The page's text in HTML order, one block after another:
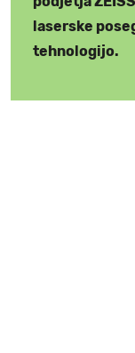
laserske
tehnologijo.